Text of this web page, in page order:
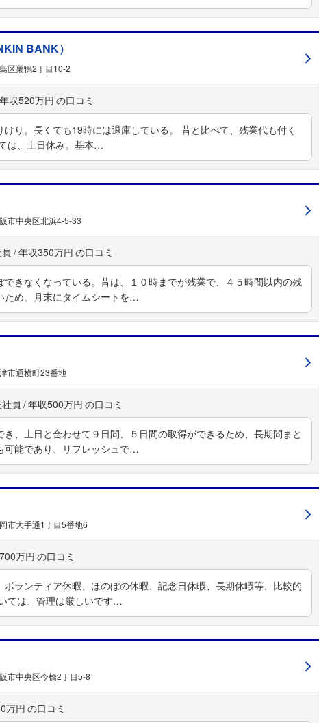
BANK）
区巣鴨2丁目10-2
年収520万円
り。長くても19時には退庫している。 昔と比べて、残業代も付く
は、土日休み。基本…
市中央区北浜4-5-33
年収350万円
きなくなっている。昔は、１０時までが残業で、４５時間以内の残
ため、月末にタイムシートを…
市通横町23番地
員 年収500万円
、土日と合わせて９日間、５日間の取得ができるため、長期間まと
可能であり、リフレッシュで…
市大手通1丁目5番地6
万円
ランティア休暇、ほのぼの休暇、記念日休暇、長期休暇等、比較的
ては、管理は厳しいです…
市中央区今橋2丁目5-8
万円